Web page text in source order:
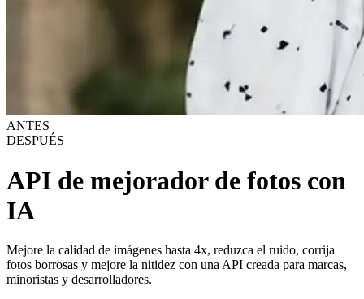
ANTES
DESPUÉS
API de mejorador de fotos con
IA
Mejore la calidad de imágenes hasta 4x, reduzca el ruido, corrija
fotos borrosas y mejore la nitidez con una API creada para marcas,
minoristas y desarrolladores.